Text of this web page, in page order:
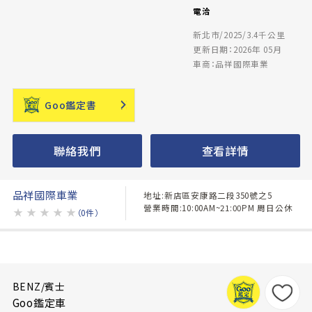
電洽
新北市/2025/3.4千公里
更新日期：2026年 05月
車商：品祥國際車業
Goo鑑定書
聯絡我們 查看詳情
品祥國際車業
★ ★ ★ ★ ★ （0件）
地址:新店區安康路二段350號之5
營業時間:10:00AM~21:00PM 周日公休
BENZ/賓士
Goo鑑定車